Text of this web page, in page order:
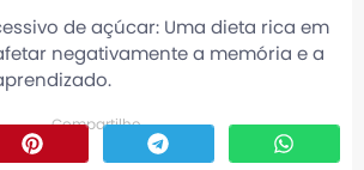
de açúcar: Uma dieta rica em
negativamente a memória e a
Compartilhe